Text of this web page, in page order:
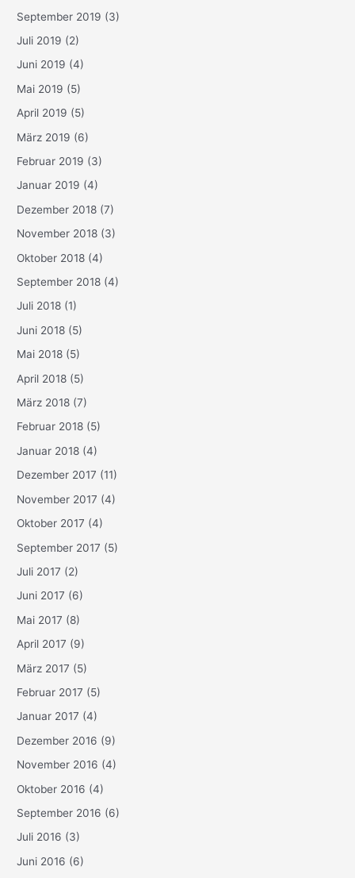
September 2019 (3)
Juli 2019 (2)
Juni 2019 (4)
Mai 2019 (5)
April 2019 (5)
März 2019 (6)
Februar 2019 (3)
Januar 2019 (4)
Dezember 2018 (7)
November 2018 (3)
Oktober 2018 (4)
September 2018 (4)
Juli 2018 (1)
Juni 2018 (5)
Mai 2018 (5)
April 2018 (5)
März 2018 (7)
Februar 2018 (5)
Januar 2018 (4)
Dezember 2017 (11)
November 2017 (4)
Oktober 2017 (4)
September 2017 (5)
Juli 2017 (2)
Juni 2017 (6)
Mai 2017 (8)
April 2017 (9)
März 2017 (5)
Februar 2017 (5)
Januar 2017 (4)
Dezember 2016 (9)
November 2016 (4)
Oktober 2016 (4)
September 2016 (6)
Juli 2016 (3)
Juni 2016 (6)